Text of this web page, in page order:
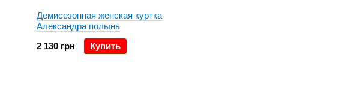
Демисезонная женская куртка
Александра полынь
2 130 грн
Купить